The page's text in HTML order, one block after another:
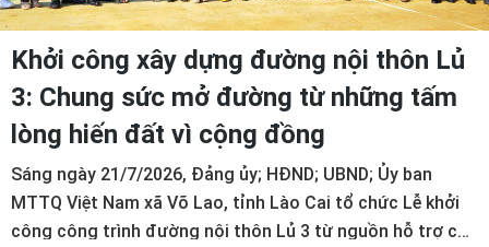
Khởi công xây dựng đường nội thôn Lủ
3: Chung sức mở đường từ những tấm
lòng hiến đất vì cộng đồng
Sáng ngày 21/7/2026, Đảng ủy; HĐND; UBND; Ủy ban
MTTQ Việt Nam xã Võ Lao, tỉnh Lào Cai tổ chức Lễ khởi
công công trình đường nội thôn Lủ 3 từ nguồn hỗ trợ của